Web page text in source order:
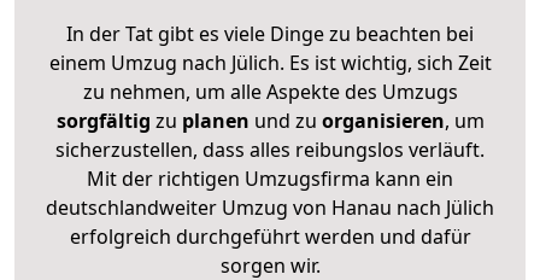
In der Tat gibt es viele Dinge zu beachten bei
einem Umzug nach Jülich. Es ist wichtig, sich Zeit
zu nehmen, um alle Aspekte des Umzugs
sorgfältig zu planen und zu organisieren, um
sicherzustellen, dass alles reibungslos verläuft.
Mit der richtigen Umzugsfirma kann ein
deutschlandweiter Umzug von Hanau nach Jülich
erfolgreich durchgeführt werden und dafür
sorgen wir.